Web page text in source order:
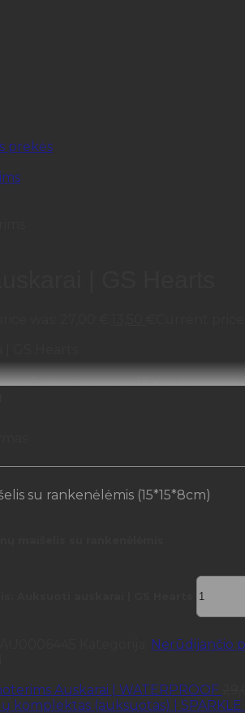
prekės
nerūdijančio plieno, 18K auksavimas.
su rankenėlėmis (15*15*8cm)
Nerūdijančio
Auskarai | WATERPROOF
komplektas (auksuotas) | SPARKLE